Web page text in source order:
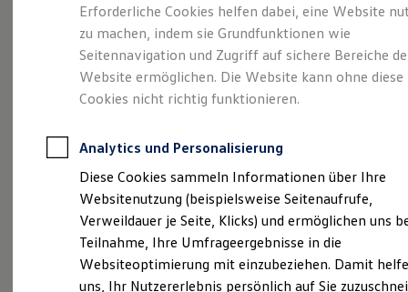
Leasing
Leasing-Angebote
Gebrauchtwagen Leasing
Junge Gebrauchtwagen-Leasing
Elektroauto Leasing
Kleinwagen-Leasing
Leasing ohne Anzahlung
Autokredit mit Schlussrate
Versicherungen und Garantien
Kfz-Versicherung
Restschuldversicherungen
Garantien
Wartungsverträge
Geschäftskunden
Professional Class bei Volkswagen
Großkunden
Behörden
Mehr Raum für alle(s).
Der Tayron.
Erforderliche Cookies helfen dabei, eine Website
zu machen, indem sie Grundfunktionen wie
Seitennavigation und Zugriff auf sichere Bereiche
Website ermöglichen. Die Website kann ohne diese
Cookies nicht richtig funktionieren.
Analytics und Personalisierung
Diese Cookies sammeln Informationen über Ihre
Websitenutzung (beispielsweise Seitenaufrufe,
Verweildauer je Seite, Klicks) und ermöglichen uns
Teilnahme, Ihre Umfrageergebnisse in die
Websiteoptimierung mit einzubeziehen. Damit
uns, Ihr Nutzererlebnis persönlich auf Sie